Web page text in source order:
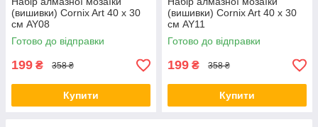
(вишивки) Cornix Art 40 x 30
см AY08
Готово до відправки
199 ₴ 358 ₴
Купити
(вишивки) Cornix Art 40 x 30
см AY11
Готово до відправки
199 ₴ 358 ₴
Купити